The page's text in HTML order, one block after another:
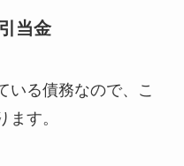
当金
いる債務なので、こ
ます。